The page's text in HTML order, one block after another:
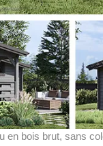
bois brut, sans